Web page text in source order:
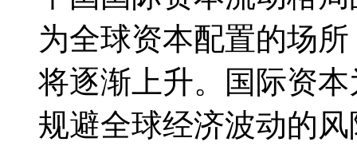
为全球资本配置的场
将逐渐上升。国际资
规避全球经济波动的